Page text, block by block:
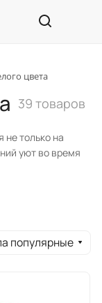
цвета
39 товаров
не только на
уют во время
популярные